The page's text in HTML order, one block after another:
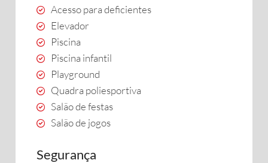
Acesso para deficientes
Elevador
Piscina
Piscina infantil
Playground
Quadra poliesportiva
Salão de festas
Salão de jogos
Segurança